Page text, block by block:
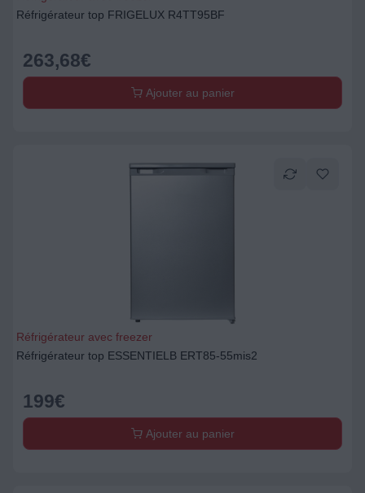
Réfrigérateur top FRIGELUX R4TT95BF
263,68€
Ajouter au panier
Réfrigérateur avec freezer
Réfrigérateur top ESSENTIELB ERT85-55mis2
199€
Ajouter au panier